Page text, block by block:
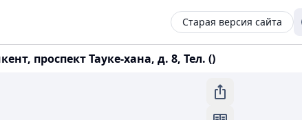
Старая версия сайта
проспект Тауке-хана, д. 8, Тел. ()